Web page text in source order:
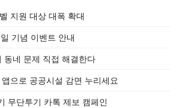
지원 대상 대폭 확대
기념 이벤트 안내
동네 문제 직접 해결한다
으로 공공시설 감면 누리세요
무단투기 카톡 제보 캠페인